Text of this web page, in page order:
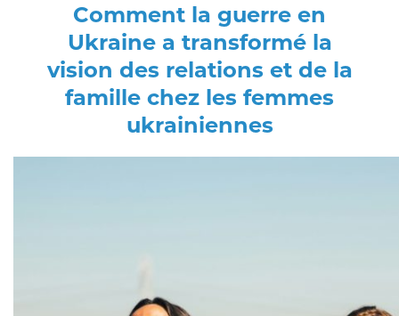
Comment la guerre en
Ukraine a transformé la
vision des relations et de la
famille chez les femmes
ukrainiennes